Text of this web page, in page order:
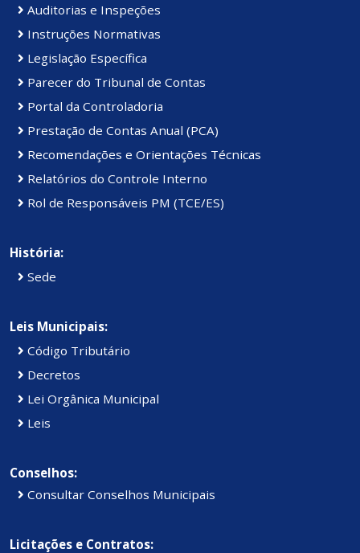
Auditorias e Inspeções
Instruções Normativas
Legislação Específica
Parecer do Tribunal de Contas
Portal da Controladoria
Prestação de Contas Anual (PCA)
Recomendações e Orientações Técnicas
Relatórios do Controle Interno
Rol de Responsáveis PM (TCE/ES)
História:
Sede
Leis Municipais:
Código Tributário
Decretos
Lei Orgânica Municipal
Leis
Conselhos:
Consultar Conselhos Municipais
Licitações e Contratos: